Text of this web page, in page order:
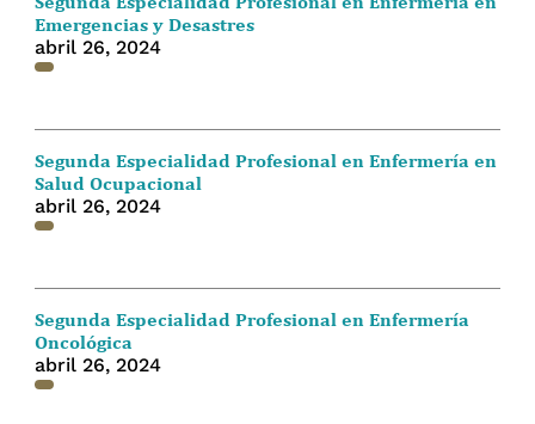
Emergencias y Desastres
abril 26, 2024
Segunda Especialidad Profesional en Enfermería en
Salud Ocupacional
abril 26, 2024
Segunda Especialidad Profesional en Enfermería
Oncológica
abril 26, 2024